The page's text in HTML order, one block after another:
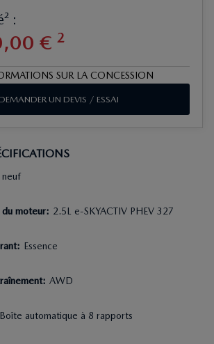
:
,00 € 2
SUR LA CONCESSION
DEMANDER UN DEVIS / ESSAI
neuf
du moteur: 2.5L e-SKYACTIV PHEV 327
: Essence
: AWD
Boîte automatique à 8 rapports